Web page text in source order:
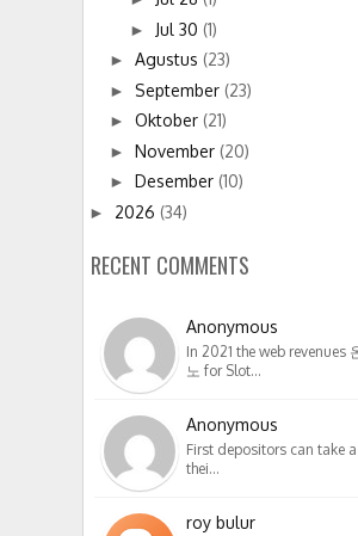
► Jul 30 (1)
► Agustus (23)
► September (23)
► Oktober (21)
► November (20)
► Desember (10)
► 2026 (34)
RECENT COMMENTS
Anonymous
In 2021 the web revenues
노 for Slot…
Anonymous
First depositors can take
thei…
roy bulur